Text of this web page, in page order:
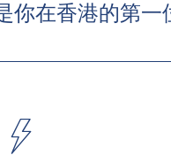
你在香港的第一